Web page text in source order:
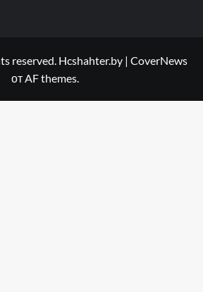
reserved. Hcshahter.by | CoverNews
от AF themes.